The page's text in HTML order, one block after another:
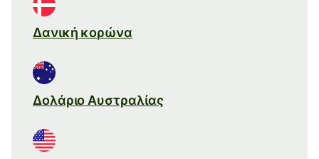
Δανική κορώνα
Δολάριο Αυστραλίας